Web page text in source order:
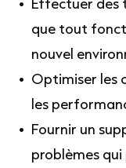
que tout
nouvel
Optimiser les
les
Fournir un
problèmes